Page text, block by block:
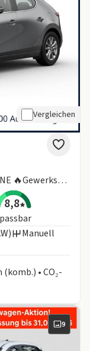
Vergleichen
e-SKYACTIV-G 140 M HYBRID PRIME-LINE 🔥Gewerkschaft der Polizei 🔥
8,8
Manuell
• CO₂-
9